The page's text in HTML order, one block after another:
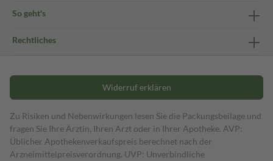
So geht's
Rechtliches
Widerruf erklären
Zu Risiken und Nebenwirkungen lesen Sie die Packungsbeilage und
fragen Sie Ihre Ärztin, Ihren Arzt oder in Ihrer Apotheke. AVP:
Üblicher Apothekenverkaufspreis berechnet nach der
Arzneimittelpreisverordnung. UVP: Unverbindliche